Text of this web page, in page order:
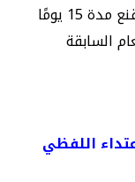
بحال انقطاعه عن العمل دون عذر مقنع مدة 15 يومًا
العام السابقة
اللفظي